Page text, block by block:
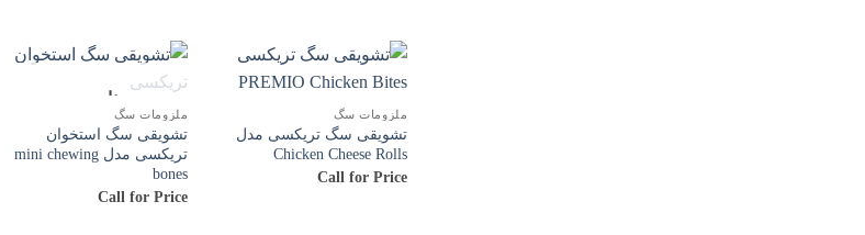
ملزومات سگ
تشویقی سگ تریکسی مدل
Chicken Cheese Rolls
Call for Price
ناموجود
ملزومات سگ
تشویقی سگ استخوان
تریکسی مدل mini chewing
bones
Call for Price